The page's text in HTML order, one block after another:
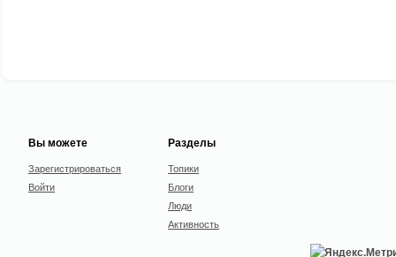
Вы можете
Зарегистрироваться
Войти
Разделы
Топики
Блоги
Люди
Активность